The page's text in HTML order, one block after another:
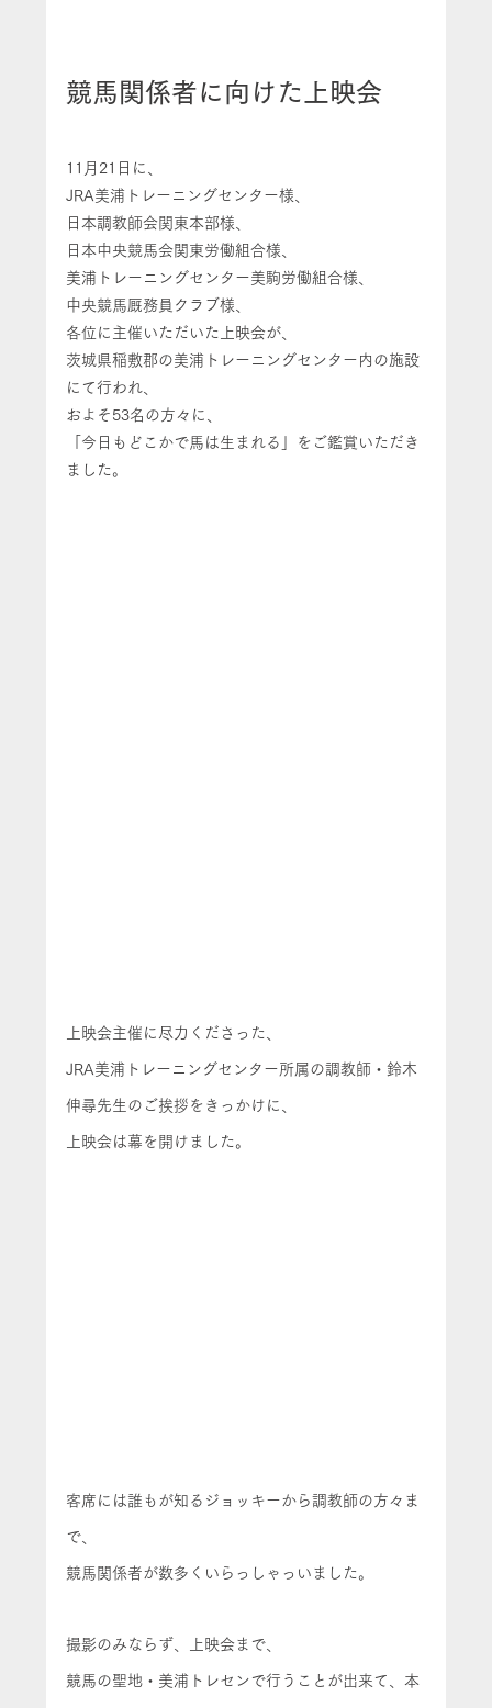
競馬関係者に向けた上映会
11月21日に、
JRA美浦トレーニングセンター様、
日本調教師会関東本部様、
日本中央競馬会関東労働組合様、
美浦トレーニングセンター美駒労働組合様、
中央競馬厩務員クラブ様、
各位に主催いただいた上映会が、
茨城県稲敷郡の美浦トレーニングセンター内の施設
にて行われ、
およそ53名の方々に、
「今日もどこかで馬は生まれる」をご鑑賞いただき
ました。
上映会主催に尽力くださった、
JRA美浦トレーニングセンター所属の調教師・鈴木
伸尋先生のご挨拶をきっかけに、
上映会は幕を開けました。
客席には誰もが知るジョッキーから調教師の方々ま
で、
競馬関係者が数多くいらっしゃっいました。
撮影のみならず、上映会まで、
競馬の聖地・美浦トレセンで行うことが出来て、本